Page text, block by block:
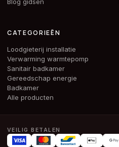
CATEGORIEËN
Loodgieterij installatie
Verwarming warmtepomp
Sanitair badkamer
Gereedschap energie
Badkamer
Alle producten
VEILIG BETALEN